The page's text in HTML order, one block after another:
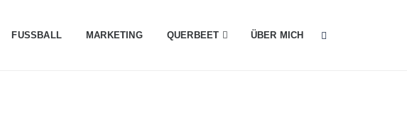
FUSSBALL MARKETING QUERBEET ÜBER MICH